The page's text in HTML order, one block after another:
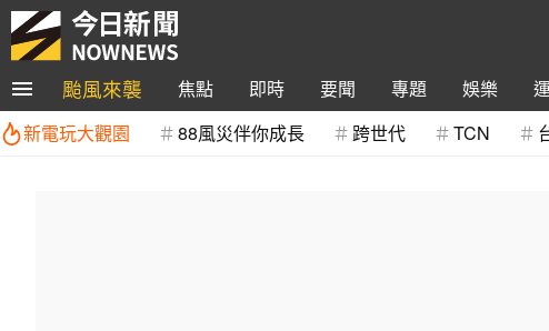
颱風來襲 焦點 即時 要聞 專題 娛樂
新電玩大觀園
88風災伴你成長 跨世代 TCN